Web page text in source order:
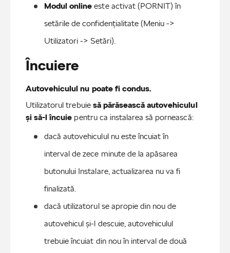
Modul online este activat (PORNIT) în
setările de confidențialitate (Meniu ->
Utilizatori -> Setări).
Încuiere
Autovehiculul nu poate fi condus.
Utilizatorul trebuie să părăsească autovehiculul
și să-l încuie pentru ca instalarea să pornească:
dacă autovehiculul nu este încuiat în
interval de zece minute de la apăsarea
butonului Instalare, actualizarea nu va fi
finalizată.
dacă utilizatorul se apropie din nou de
autovehicul și-l descuie, autovehiculul
trebuie încuiat din nou în interval de două